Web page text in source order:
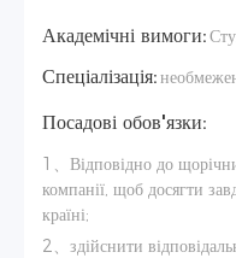
Академічні вимоги:
Спеціалізація:
Посадові обов'язки:
1、Відповідно до
компанії, щоб досягти
країні;
2、здійснити